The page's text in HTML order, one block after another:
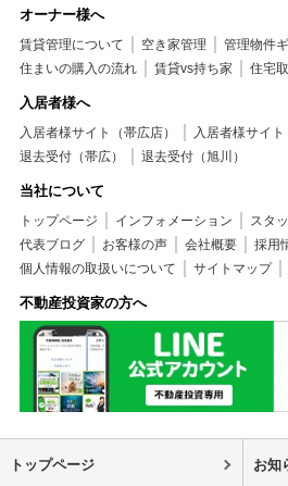
オーナー様へ
賃貸管理について 空き家管理 管理物件
住まいの購入の流れ
賃貸vs持ち家 住宅
入居者様へ
入居者様サイト（帯広店）
入居者様サイト
退去受付（帯広）
退去受付（旭川）
当社について
トップページ インフォメーション スタ
代表ブログ
お客様の声 会社概要 採用
個人情報の取扱いについて
サイトマップ
不動産投資家の方へ
トップページ お知